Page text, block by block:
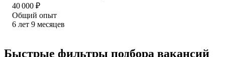
40 000 ₽
Общий опыт
6 лет 9 месяцев
Быстрые фильтры подбора вакансий